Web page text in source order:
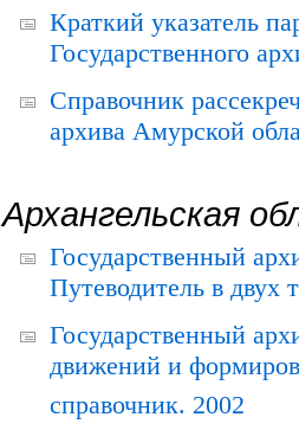
Краткий указатель
Государственного
Справочник
архива Амурской
Архангельская
Государственный
Путеводитель в двух
Государственный
движений и
справочник. 2002